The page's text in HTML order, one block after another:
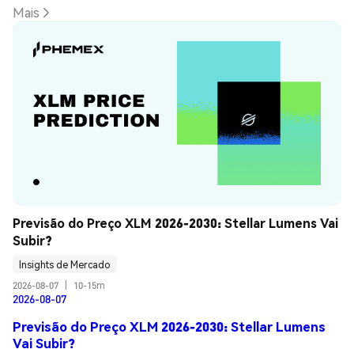
Mais
Previsão do Preço XLM 2026-2030: Stellar Lumens Vai
Subir?
Insights de Mercado
2026-08-07
10-15m
2026-08-07
Previsão do Preço XLM 2026-2030: Stellar Lumens
Vai Subir?